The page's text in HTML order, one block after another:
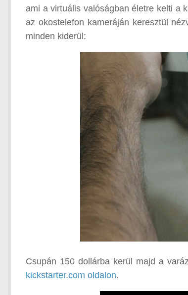
ami a virtuális valóságban életre kelti a
az okostelefon kameráján keresztül
minden kiderül:
Csupán 150 dollárba kerül majd a
kickstarter.com oldalon.